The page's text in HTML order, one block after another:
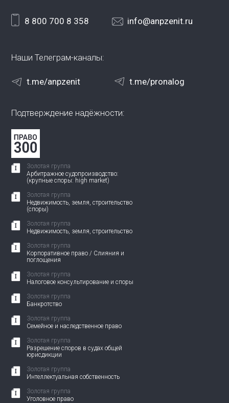
8 800 700 8 358 info@anpzenit.ru
Наши Телеграм-каналы:
t.me/anpzenit t.me/pronalog
Подтверждение надёжности:
Золотая группа
Арбитражное судопроизводство:
(крупные споры: high market)
Золотая группа
Недвижимость, земля, строительство
(споры)
Золотая группа
Недвижимость, земля, строительство
Золотая группа
Корпоративное право / Слияния и
поглощения
Золотая группа
Налоговое консультирование и споры
Золотая группа
Банкротство
Золотая группа
Семейное и наследственное право
Золотая группа
Разрешение споров в судах общей
юрисдикции
Золотая группа
Интеллектуальная собственность
Золотая группа
Уголовное право